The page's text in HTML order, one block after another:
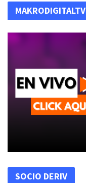
MAKRODIGITALTV
SOCIO DERIV